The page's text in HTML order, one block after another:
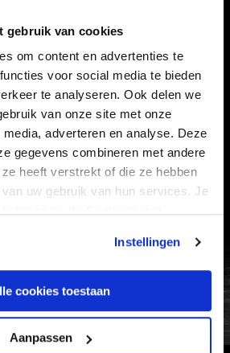
gebruik van cookies
om content en advertenties te
voor social media te bieden
te analyseren. Ook delen we
van onze site met onze
adverteren en analyse. Deze
gegevens combineren met andere
heeft verstrekt of die ze hebben
uw gebruik van hun services. Je
Instellingen
cookies toestaan
Aanpassen